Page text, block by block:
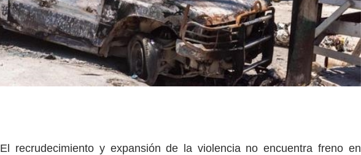
El recrudecimiento y expansión de la violencia no encuentra freno en